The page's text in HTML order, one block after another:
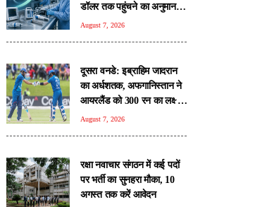
डॉलर तक पहुंचने का अनुमान:
रिपोर्ट
August 7, 2026
दूसरा वनडे: इब्राहिम जादरान
का अर्धशतक, अफगानिस्तान ने
आयरलैंड को 300 रन का लक्ष्य
दिया
August 7, 2026
रक्षा नवाचार संगठन में कई पदों
पर भर्ती का सुनहरा मौका, 10
अगस्त तक करें आवेदन